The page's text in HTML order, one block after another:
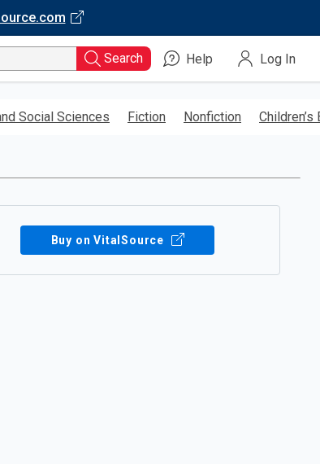
Search Help Log In
Social Sciences Fiction Nonfiction Children’s
Buy on VitalSource